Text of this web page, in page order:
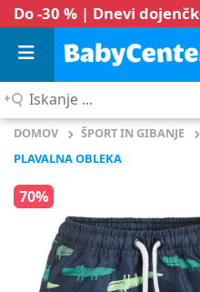
Do -30 % | Dnevi
Iskanje
DOMOV ŠPORT IN GIBANJE
PLAVALNA OBLEKA
70%